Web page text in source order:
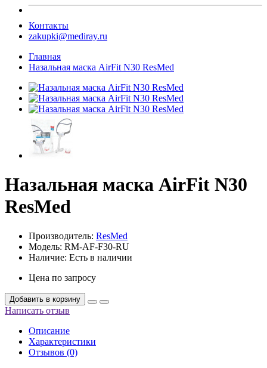
Контакты
zakupki@mediray.ru
Главная
Назальная маска AirFit N30 ResMed
Назальная маска AirFit N30
ResMed
Производитель: ResMed
Модель: RM-AF-F30-RU
Наличие: Есть в наличии
Цена по запросу
Добавить в корзину
Написать отзыв
Описание
Характеристики
Отзывов (0)